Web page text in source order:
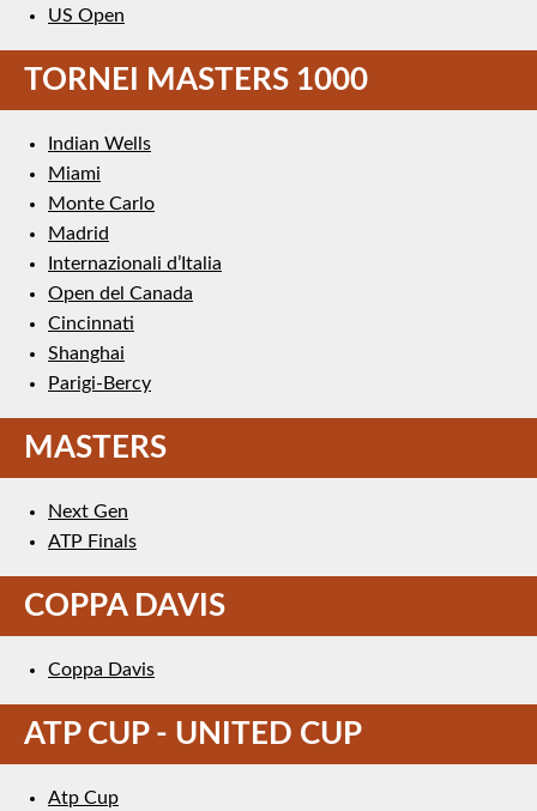
US Open
TORNEI MASTERS 1000
Indian Wells
Miami
Monte Carlo
Madrid
Internazionali d’Italia
Open del Canada
Cincinnati
Shanghai
Parigi-Bercy
MASTERS
Next Gen
ATP Finals
COPPA DAVIS
Coppa Davis
ATP CUP - UNITED CUP
Atp Cup